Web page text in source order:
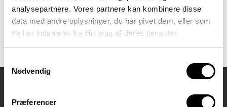
analysepartnere. Vores partnere kan kombinere disse
data med andre oplysninger, du har givet dem, eller som
de har indsamlet fra din brug af deres tjenester.
Nødvendig
Præferencer
situation eller oplevelse. Det
kan være en […]
Tagget Tegneseriesamtale